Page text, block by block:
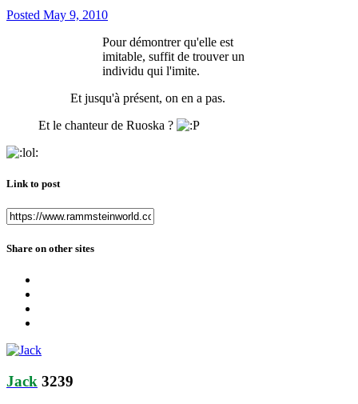
Posted May 9, 2010
Pour démontrer qu'elle est
imitable, suffit de trouver un
individu qui l'imite.
Et jusqu'à présent, on en a pas.
Et le chanteur de Ruoska ?
Link to post
Share on other sites
Jack 3239